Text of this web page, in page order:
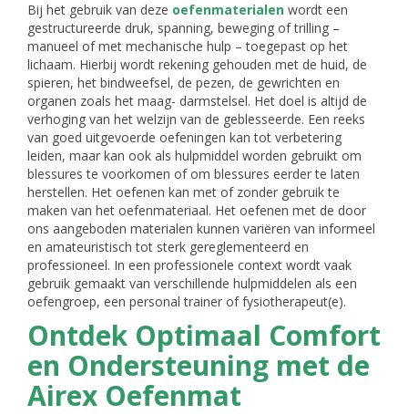
Bij het gebruik van deze oefenmaterialen wordt een
gestructureerde druk, spanning, beweging of trilling –
manueel of met mechanische hulp – toegepast op het
lichaam. Hierbij wordt rekening gehouden met de huid, de
spieren, het bindweefsel, de pezen, de gewrichten en
organen zoals het maag- darmstelsel. Het doel is altijd de
verhoging van het welzijn van de geblesseerde. Een reeks
van goed uitgevoerde oefeningen kan tot verbetering
leiden, maar kan ook als hulpmiddel worden gebruikt om
blessures te voorkomen of om blessures eerder te laten
herstellen. Het oefenen kan met of zonder gebruik te
maken van het oefenmateriaal. Het oefenen met de door
ons aangeboden materialen kunnen variëren van informeel
en amateuristisch tot sterk gereglementeerd en
professioneel. In een professionele context wordt vaak
gebruik gemaakt van verschillende hulpmiddelen als een
oefengroep, een personal trainer of fysiotherapeut(e).
Ontdek Optimaal Comfort
en Ondersteuning met de
Airex Oefenmat